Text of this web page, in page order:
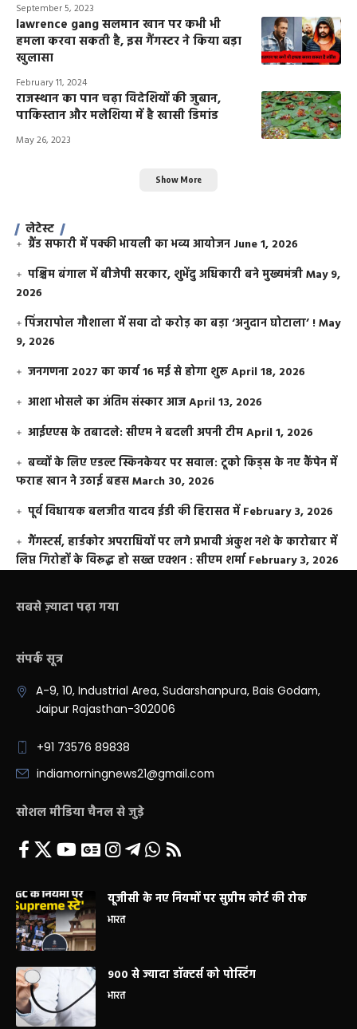
September 5, 2023
lawrence gang सलमान खान पर कभी भी
हमला करवा सकती है, इस गैंगस्टर ने किया बड़ा
खुलासा
February 11, 2024
राजस्थान का पान चढ़ा विदेशियों की जुबान,
पाकिस्तान और मलेशिया में है खासी डिमांड
May 26, 2023
Show More
लेटेस्ट
ग्रैंड सफारी में पक्की भायली का भव्य आयोजन June 1, 2026
पश्चिम बंगाल में बीजेपी सरकार, शुभेंदु अधिकारी बने मुख्यमंत्रीMay 9,
2026
​पिंजरापोल गौशाला में सवा दो करोड़ का बड़ा ‘अनुदान घोटाला’ !May
9, 2026
जनगणना 2027 का कार्य 16 मई से होगा शुरूApril 18, 2026
आशा भोसले का अंतिम संस्कार आजApril 13, 2026
आईएएस के तबादले: सीएम ने बदली अपनी टीमApril 1, 2026
बच्चों के लिए एडल्ट स्किनकेयर पर सवाल: टूको किड्स के नए कैंपेन में
फराह खान ने उठाई बहसMarch 30, 2026
पूर्व विधायक बलजीत यादव ईडी की हिरासत में February 3, 2026
गैंगस्टर्स, हार्डकोर अपराधियों पर लगे प्रभावी अंकुश नशे के कारोबार में
लिप्त गिरोहों के विरूद्ध हो सख्त एक्शन : सीएम शर्मा February 3, 2026
सबसे ज़्यादा पढ़ा गया
संपर्क सूत्र
A-9, 10, Industrial Area, Sudarshanpura, Bais Godam,
Jaipur Rajasthan-302006
+91 73576 89838
indiamorningnews21@gmail.com
सोशल मीडिया चैनल से जुड़े
यूजीसी के नए नियमों पर सुप्रीम कोर्ट की रोक
भारत
900 से ज्यादा डॉक्टर्स को पोस्टिंग
भारत